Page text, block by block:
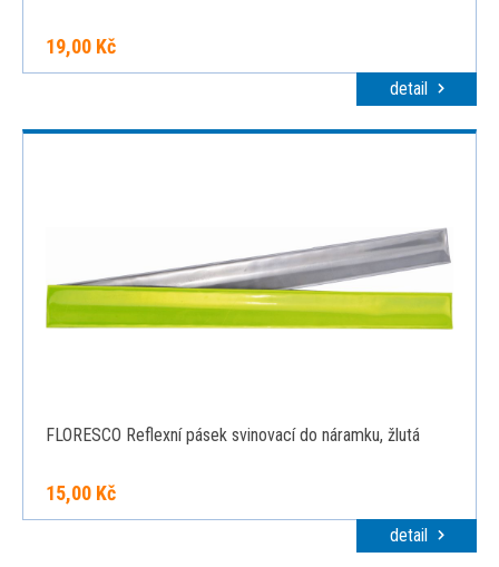
19,00 Kč
detail
FLORESCO Reflexní pásek svinovací do náramku, žlutá
15,00 Kč
detail